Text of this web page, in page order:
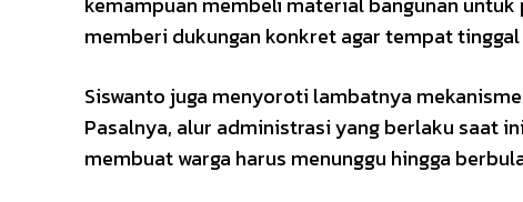
memberi dukungan konkret agar tempat
Siswanto juga menyoroti lambatnya
Pasalnya, alur administrasi yang berlaku saat
membuat warga harus menunggu hingga